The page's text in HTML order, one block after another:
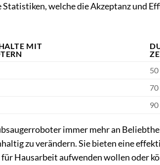
Statistiken, welche die Akzeptanz und
MIT
50
70
90
immer mehr an
zu verändern. Sie bieten eine
für Hausarbeit aufwenden wollen oder